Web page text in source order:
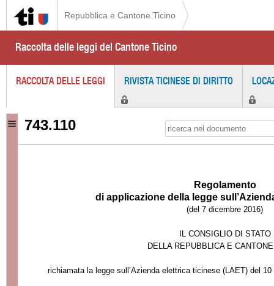
Repubblica e Cantone Ticino
Raccolta delle leggi del Cantone Ticino
RACCOLTA DELLE LEGGI RIVISTA TICINESE DI DIRITTO
743.110
Regolamento
di applicazione della legge
(del 7 dicembre 2016)
IL CONSIGLIO DI STATO
DELLA REPUBBLICA E
richiamata la legge sull’Azienda elettrica ticinese (LAET) del 10